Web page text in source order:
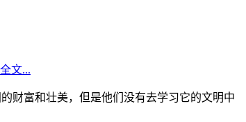
全文...
财富和壮美，但是他们没有去学习它的文明中